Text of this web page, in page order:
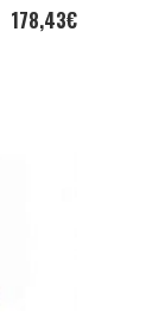
178,43€